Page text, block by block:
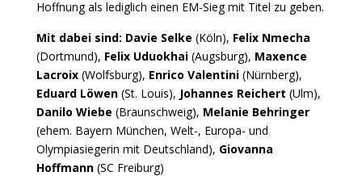
Hoffnung als lediglich einen EM-Sieg mit Titel zu geben.
Mit dabei sind: Davie Selke (Köln), Felix Nmecha
(Dortmund), Felix Uduokhai(Augsburg), Maxence
Lacroix(Wolfsburg), Enrico Valentini(Nürnberg),
Eduard Löwen(St. Louis), Johannes Reichert (Ulm),
Danilo Wiebe (Braunschweig), Melanie Behringer
(ehem. Bayern München, Welt-, Europa- und
Olympiasiegerin mit Deutschland), Giovanna
Hoffmann(SC Freiburg)